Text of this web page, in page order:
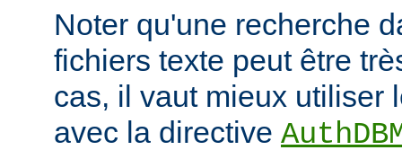
Noter qu'une recherche
fichiers texte peut être
cas, il vaut mieux utiliser
avec la directive